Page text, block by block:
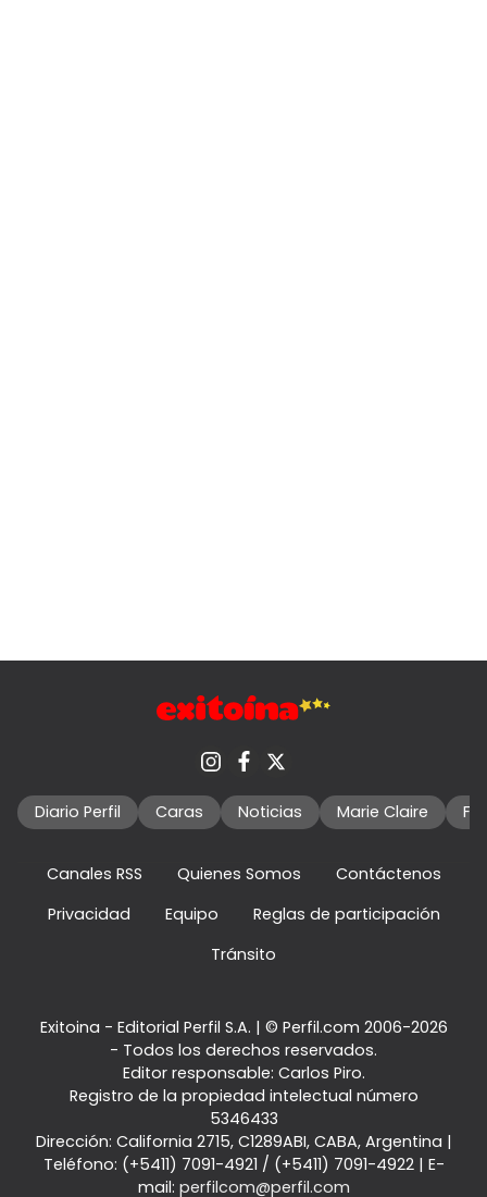
Diario Perfil Caras Noticias Marie Claire
Canales RSS Quienes Somos
Contáctenos
Privacidad
Equipo
Reglas de participación
Tránsito
Exitoina - Editorial Perfil S.A. | © Perfil.com 2006-2026
- Todos los derechos reservados.
Editor responsable: Carlos Piro.
Registro de la propiedad intelectual número
5346433
Dirección: California 2715, C1289ABI, CABA, Argentina |
Teléfono: (+5411) 7091-4921 / (+5411) 7091-4922| E-
mail: perfilcom@perfil.com